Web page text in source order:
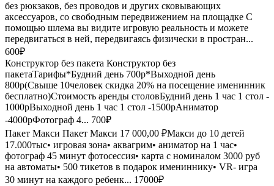
без рюкзаков, без проводов и других сковывающих
аксессуаров, со свободным передвижением на площадке С
помощью шлема вы видите игровую реальность и можете
передвигаться в ней, передвигаясь физически в простран...
600₽
Конструктор без пакета Конструктор без
пакетаТарифы*Будний день 700р*Выходной день
800р(Свыше 10человек скидка 20% на посещение именинник
бесплатно)Стоимость аренды столовБудний день 1 час 1 стол -
1000рВыходной день 1 час 1 стол -1500рАниматор
-4000рФотограф 4... 700₽
Пакет Макси Пакет Макси 17 000,00 ₽Макси до 10 детей
17.000тыс• игровая зона• аквагрим• аниматор на 1 час•
фотограф 45 минут фотосессия• карта с номиналом 3000 руб
на автоматы• 500 тикетов в подарок имениннику• ⁠VR- игра
30 минут на каждого ребенк... 17000₽